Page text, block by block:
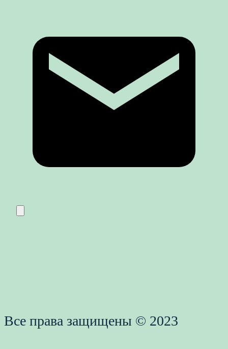
Все права защищены © 2023